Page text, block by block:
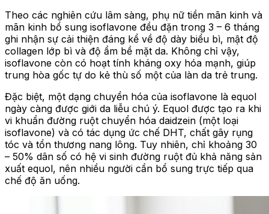
Theo các nghiên cứu lâm sàng, phụ nữ tiền mãn kinh và
mãn kinh bổ sung isoflavone đều đặn trong 3 – 6 tháng
ghi nhận sự cải thiện đáng kể về độ dày biểu bì, mật độ
collagen lớp bì và độ ẩm bề mặt da. Không chỉ vậy,
isoflavone còn có hoạt tính kháng oxy hóa mạnh, giúp
trung hòa gốc tự do kẻ thù số một của làn da trẻ trung.
Đặc biệt, một dạng chuyển hóa của isoflavone là equol
ngày càng được giới da liễu chú ý. Equol được tạo ra khi
vi khuẩn đường ruột chuyển hóa daidzein (một loại
isoflavone) và có tác dụng ức chế DHT, chất gây rụng
tóc và tổn thương nang lông. Tuy nhiên, chỉ khoảng 30
– 50% dân số có hệ vi sinh đường ruột đủ khả năng sản
xuất equol, nên nhiều người cần bổ sung trực tiếp qua
chế độ ăn uống.